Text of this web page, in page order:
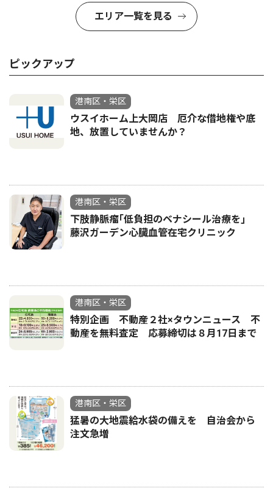
エリア一覧を見る
ピックアップ
港南区・栄区
ウスイホーム上大岡店 厄介な借地権や底
地、放置していませんか？
港南区・栄区
下肢静脈瘤｢低負担のベナシール治療を｣
藤沢ガーデン心臓血管在宅クリニック
港南区・栄区
特別企画 不動産２社×タウンニュース 不
動産を無料査定 応募締切は８月17日まで
港南区・栄区
猛暑の大地震給水袋の備えを 自治会から
注文急増